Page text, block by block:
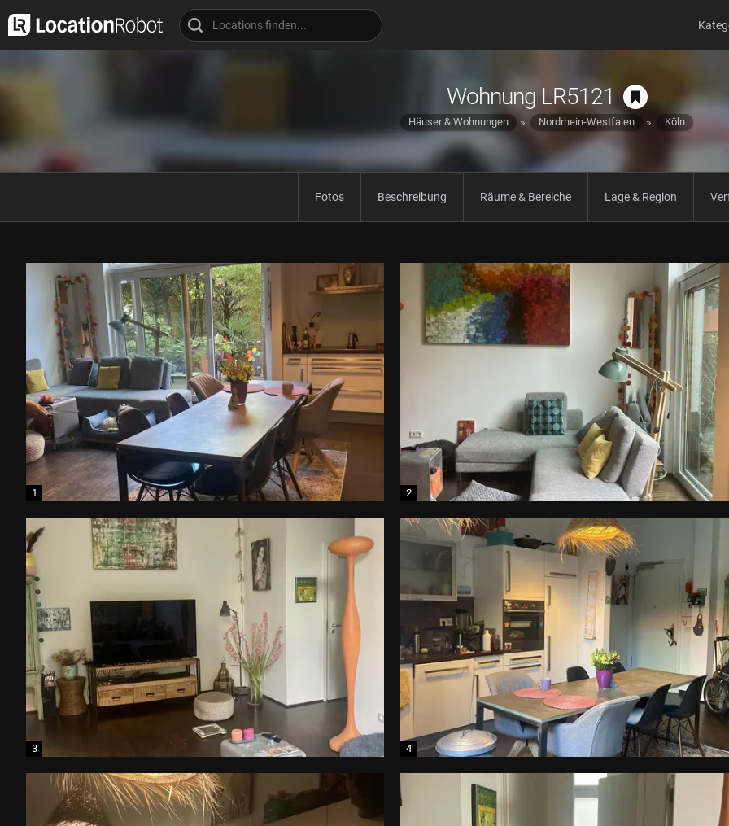
Wohnung LR5121
Häuser & Wohnungen Nordrhein-Westfalen Köln
Fotos Beschreibung Räume & Bereiche Lage & Region